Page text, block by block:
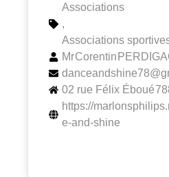
Associations
,
Associations
MrCorentin
02 rue Félix Éboué
https://
e-and-shine